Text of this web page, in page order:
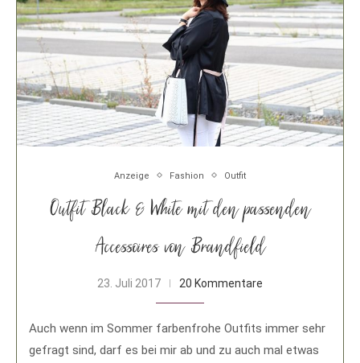
Anzeige Fashion Outfit
Outfit Black & White mit den passenden
Accessoires von Brandfield
23. Juli 2017 20 Kommentare
Auch wenn im Sommer farbenfrohe Outfits immer sehr
gefragt sind, darf es bei mir ab und zu auch mal etwas